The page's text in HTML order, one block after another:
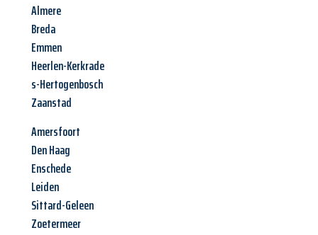
Almere
Breda
Emmen
Heerlen-Kerkrade
s-Hertogenbosch
Zaanstad
Amersfoort
Den Haag
Enschede
Leiden
Sittard-Geleen
Zoetermeer